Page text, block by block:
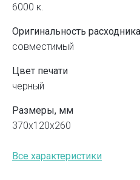
6000 к.
Оригинальность расходника
совместимый
Цвет печати
черный
Размеры, мм
370x120x260
Все характеристики